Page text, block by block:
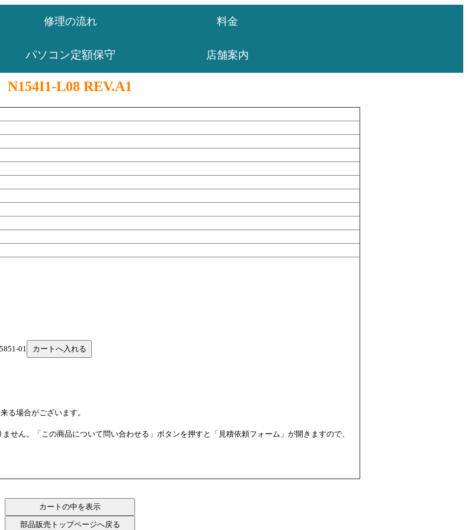
修理の流れ 料金
パソコン定額保守 店舗案内
N154I1-L08 REV.A1
01
る場合がございます。
せん。「この商品について問い合わせる」ボタンを押すと「見積依頼フォーム」が開きますので、